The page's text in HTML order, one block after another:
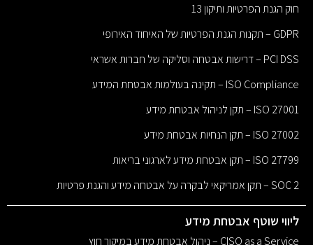
חוק הגנת הפרטיות ותיקון 13
GDPR – תקנות הגנת הפרטיות של האיחוד האירופי
PCI DSS – דרישות אבטחה וסליקה של חברות אשראי
ISO Compliance – תקינה בעולמות אבטחת המידע
ISO 27001 – תקן לניהול אבטחת מידע
ISO 27002 – תקן הנחיות אבטחת מידע
ISO 27799 – תקן אבטחת מידע לארגוני בריאות
SOC 2 – תקן אמריקאי לבקרה על אבטחה מידע והגנת פרטיות
ליווי שוטף אבטחת מידע
CISO as a Service – ניהול אבטחת מידע במיקור חוץ